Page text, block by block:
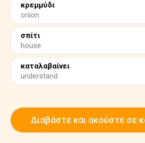
κρεμμύδι
onion
σπίτι
house
καταλαβαίνει
understand
Διαβάστε και ακούστε σε